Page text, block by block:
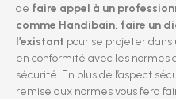
de faire appel à un
comme Handibain, faire un
l’existant pour se projeter dans
en conformité avec les normes
sécurité. En plus de l’aspect
remise aux normes vous fera